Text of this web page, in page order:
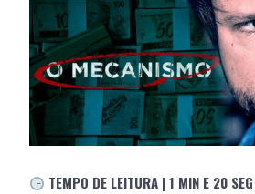
TEMPO DE LEITURA | 1 MIN E 20 SEG